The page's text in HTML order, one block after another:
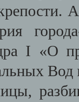
I «О
Вод